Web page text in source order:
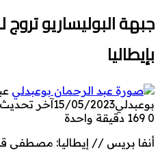
جبهة البوليساريو
بإيطاليا
بوعبدلي15/05/2023آخر تحديث: 15/05/
0
دقيقة واحدة
أنفا بريس // إيطاليا: مصطفى